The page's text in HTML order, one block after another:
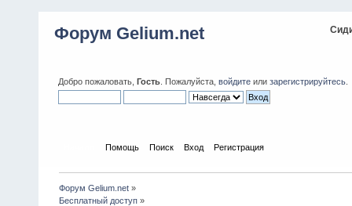
Форум Gelium.net
Добро пожаловать, Гость . Пожалуйста, войдите или зарегистрируйтесь
Помощь Поиск Вход Регистрация
Форум Gelium.net »
Бесплатный доступ »